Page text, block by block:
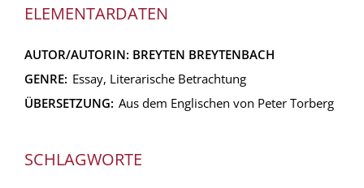
ELEMENTARDATEN
AUTOR/AUTORIN: BREYTEN BREYTENBACH
GENRE: Essay, Literarische Betrachtung
ÜBERSETZUNG: Aus dem Englischen von Peter Torberg
SCHLAGWORTE